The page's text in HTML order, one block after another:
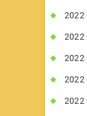
2022
2022
2022
2022
2022